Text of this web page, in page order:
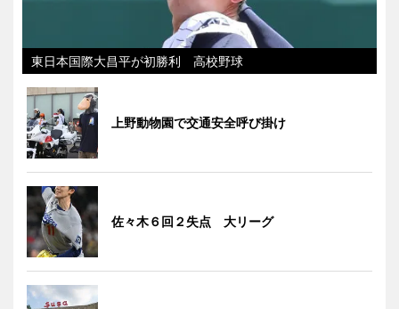
東日本国際大昌平が初勝利 高校野球
上野動物園で交通安全呼び掛け
佐々木６回２失点 大リーグ